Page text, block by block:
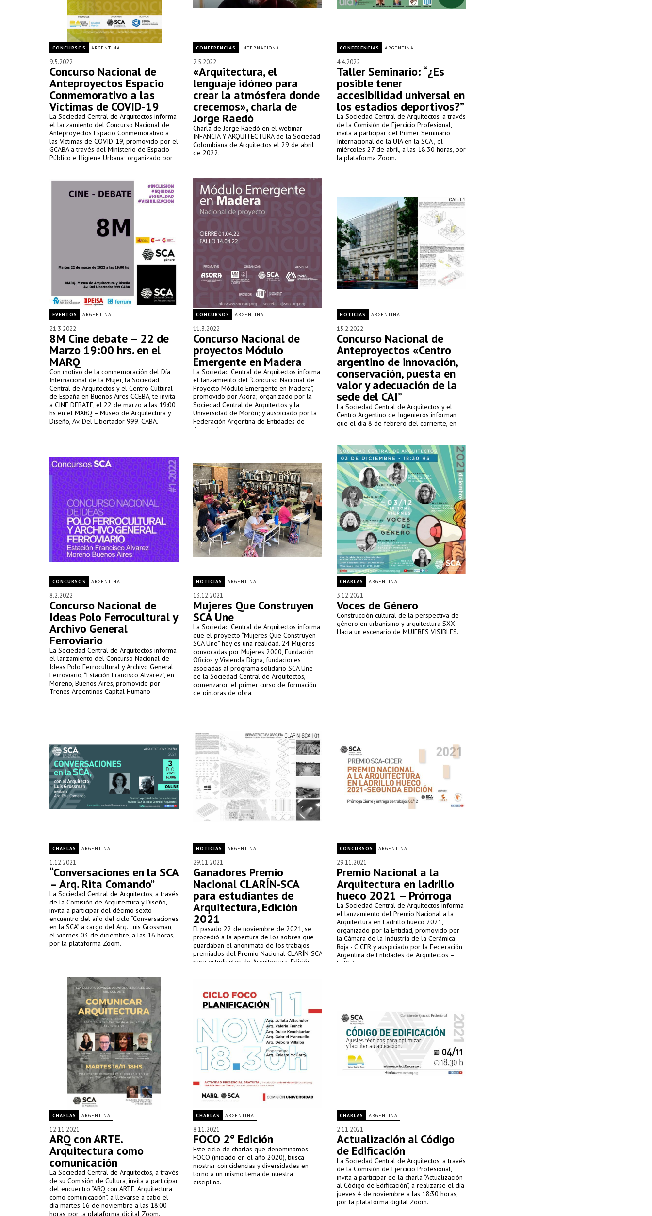
CONCURSOS ARGENTINA
9.5.2022
Concurso Nacional de
Anteproyectos Espacio
Conmemorativo a las
Víctimas de COVID-19
La Sociedad Central de Arquitectos informa
el lanzamiento del Concurso Nacional de
Anteproyectos Espacio Conmemorativo a
las Víctimas de COVID-19, promovido por el
GCABA a través del Ministerio de Espacio
Público e Higiene Urbana; organizado por
Entidades de Arquitectos.
CONFERENCIAS INTERNACIONAL
2.5.2022
«Arquitectura, el
lenguaje idóneo para
crear la atmósfera donde
crecemos», charla de
Jorge Raedó
Charla de Jorge Raedó en el webinar
INFANCIA Y ARQUITECTURA de la Sociedad
Colombiana de Arquitectos el 29 de abril
de 2022.
CONFERENCIAS ARGENTINA
4.4.2022
Taller Seminario: “¿Es
posible tener
accesibilidad universal en
los estadios deportivos?”
La Sociedad Central de Arquitectos, a través
de la Comisión de Ejercicio Profesional,
invita a participar del Primer Seminario
Internacional de la UIA en la SCA , el
miércoles 27 de abril, a las 18.30 horas, por
la plataforma Zoom.
EVENTOS ARGENTINA
21.3.2022
8M Cine debate – 22 de
Marzo 19:00 hrs. en el
MARQ
Con motivo de la conmemoración del Día
Internacional de la Mujer, la Sociedad
Central de Arquitectos y el Centro Cultural
de España en Buenos Aires CCEBA, te invita
a CINE DEBATE, el 22 de marzo a las 19:00
hs en el MARQ – Museo de Arquitectura y
Diseño, Av. Del Libertador 999. CABA.
CONCURSOS ARGENTINA
11.3.2022
Concurso Nacional de
proyectos Módulo
Emergente en Madera
La Sociedad Central de Arquitectos informa
el lanzamiento del “Concurso Nacional de
Proyecto Módulo Emergente en Madera”,
promovido por Asora; organizado por la
Sociedad Central de Arquitectos y la
Universidad de Morón; y auspiciado por la
Federación Argentina de Entidades de
Arquitectos.
NOTICIAS ARGENTINA
15.2.2022
Concurso Nacional de
Anteproyectos «Centro
argentino de innovación,
conservación, puesta en
valor y adecuación de la
sede del CAI”
La Sociedad Central de Arquitectos y el
Centro Argentino de Ingenieros informan
que el día 8 de febrero del corriente, en
se procedió a abrir las declaraciones
juradas y se otorgaron los premios y las
menciones a los siguientes equipos:
CONCURSOS ARGENTINA
8.2.2022
Concurso Nacional de
Ideas Polo Ferrocultural y
Archivo General
Ferroviario
La Sociedad Central de Arquitectos informa
el lanzamiento del Concurso Nacional de
Ideas Polo Ferrocultural y Archivo General
Ferroviario, “Estación Francisco Alvarez”, en
Moreno, Buenos Aires, promovido por
Trenes Argentinos Capital Humano -
Entidades de Arquitectos.
NOTICIAS ARGENTINA
13.12.2021
Mujeres Que Construyen
SCA Une
La Sociedad Central de Arquitectos informa
que el proyecto “Mujeres Que Construyen -
SCA Une” hoy es una realidad. 24 Mujeres
convocadas por Mujeres 2000, Fundación
Oficios y Vivienda Digna, fundaciones
asociadas al programa solidario SCA Une
de la Sociedad Central de Arquitectos,
comenzaron el primer curso de formación
de pintoras de obra.
CHARLAS ARGENTINA
3.12.2021
Voces de Género
Construcción cultural de la perspectiva de
género en urbanismo y arquitectura SXXI –
Hacia un escenario de MUJERES VISIBLES.
CHARLAS ARGENTINA
1.12.2021
“Conversaciones en la SCA
– Arq. Rita Comando”
La Sociedad Central de Arquitectos, a través
de la Comisión de Arquitectura y Diseño,
invita a participar del décimo sexto
encuentro del año del ciclo “Conversaciones
en la SCA” a cargo del Arq. Luis Grossman,
el viernes 03 de diciembre, a las 16 horas,
por la plataforma Zoom.
NOTICIAS ARGENTINA
29.11.2021
Ganadores Premio
Nacional CLARÍN-SCA
para estudiantes de
Arquitectura, Edición
2021
El pasado 22 de noviembre de 2021, se
procedió a la apertura de los sobres que
guardaban el anonimato de los trabajos
premiados del Premio Nacional CLARÍN-SCA
para estudiantes de Arquitectura, Edición
CONCURSOS ARGENTINA
29.11.2021
Premio Nacional a la
Arquitectura en ladrillo
hueco 2021 – Prórroga
La Sociedad Central de Arquitectos informa
el lanzamiento del Premio Nacional a la
Arquitectura en Ladrillo hueco 2021,
organizado por la Entidad, promovido por
la Cámara de la Industria de la Cerámica
Roja - CICER y auspiciado por la Federación
Argentina de Entidades de Arquitectos –
FADEA.
CHARLAS ARGENTINA
12.11.2021
ARQ con ARTE.
Arquitectura como
comunicación
La Sociedad Central de Arquitectos, a través
de su Comisión de Cultura, invita a participar
del encuentro ”ARQ con ARTE. Arquitectura
como comunicación”, a llevarse a cabo el
día martes 16 de noviembre a las 18:00
horas, por la plataforma digital Zoom.
CHARLAS ARGENTINA
8.11.2021
FOCO 2° Edición
Este ciclo de charlas que denominamos
FOCO (iniciado en el año 2020), busca
mostrar coincidencias y diversidades en
torno a un mismo tema de nuestra
disciplina.
CHARLAS ARGENTINA
2.11.2021
Actualización al Código
de Edificación
La Sociedad Central de Arquitectos, a través
de la Comisión de Ejercicio Profesional,
invita a participar de la charla “Actualización
al Código de Edificación”, a realizarse el día
jueves 4 de noviembre a las 18:30 horas,
por la plataforma digital Zoom.